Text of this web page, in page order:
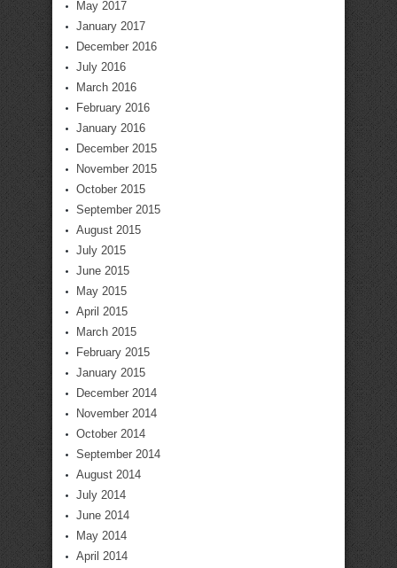
May 2017
January 2017
December 2016
July 2016
March 2016
February 2016
January 2016
December 2015
November 2015
October 2015
September 2015
August 2015
July 2015
June 2015
May 2015
April 2015
March 2015
February 2015
January 2015
December 2014
November 2014
October 2014
September 2014
August 2014
July 2014
June 2014
May 2014
April 2014